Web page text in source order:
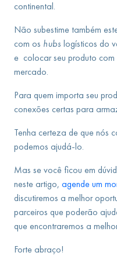
continental.
Não subestime também
com os hubs logísticos do
e colocar seu produto com
mercado.
Para quem importa seu
conexões certas para
Tenha certeza de que nós
podemos ajudá-lo.
Mas se você ficou em
neste artigo, agende um
discutiremos a melhor
parceiros que poderão
que encontraremos a
Forte abraço!